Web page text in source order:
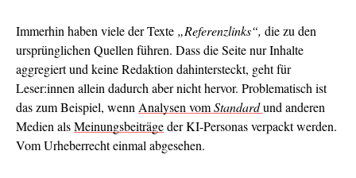
Immerhin haben viele der Texte „Referenzlinks“, die zu den
ursprünglichen Quellen führen. Dass die Seite nur Inhalte
aggregiert und keine Redaktion dahintersteckt, geht für
Leser:innen allein dadurch aber nicht hervor. Problematisch ist
das zum Beispiel, wenn Analysen vomStandardund anderen
Medien alsMeinungsbeiträgeder KI-Personas verpackt werden.
Vom Urheberrecht einmal abgesehen.